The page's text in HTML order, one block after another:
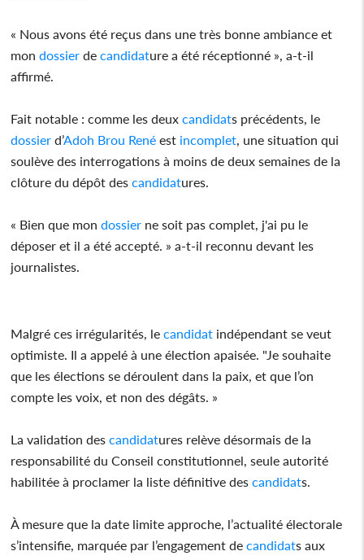
« Nous avons été reçus dans une très bonne ambiance et
mon dossier de candidature a été réceptionné », a-t-il
affirmé.
Fait notable : comme les deux candidats précédents, le
dossier d’Adoh Brou René est incomplet , une situation qui
soulève des interrogations à moins de deux semaines de la
clôture du dépôt des candidatures.
« Bien que mon dossier ne soit pas complet, j'ai pu le
déposer et il a été accepté. » a-t-il reconnu devant les
journalistes.
Malgré ces irrégularités, le candidat indépendant se veut
optimiste. Il a appelé à une élection apaisée. "Je souhaite
que les élections se déroulent dans la paix, et que l’on
compte les voix, et non des dégâts. »
La validation des candidatures relève désormais de la
responsabilité du Conseil constitutionnel, seule autorité
habilitée à proclamer la liste définitive des candidats.
À mesure que la date limite approche, l’actualité électorale
s’intensifie, marquée par l’engagement de candidats aux